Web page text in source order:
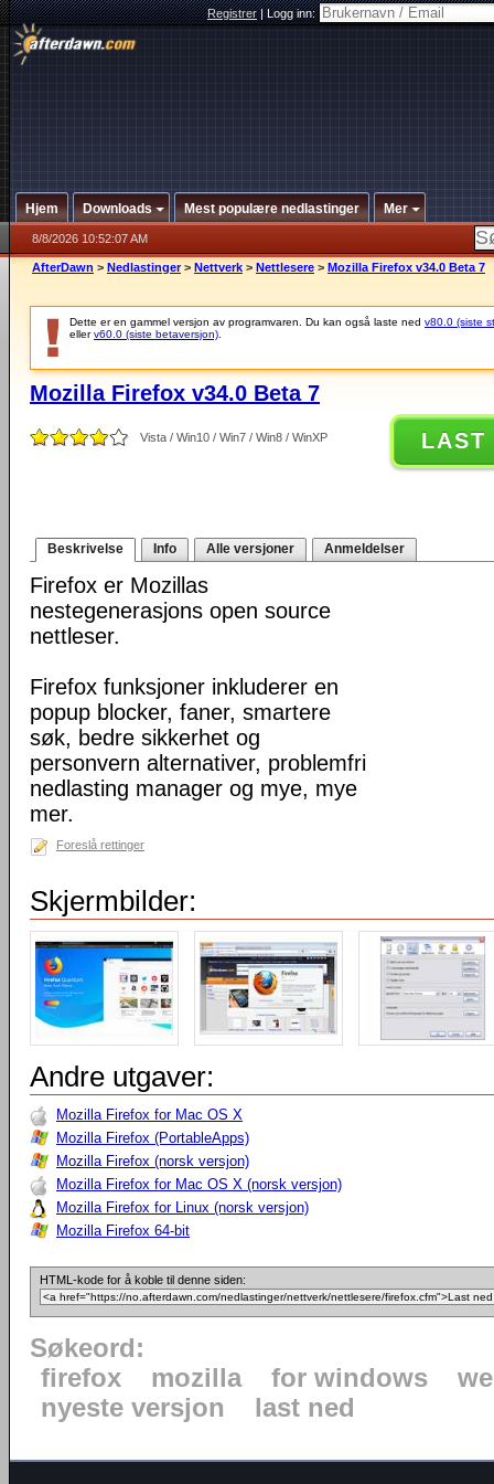
Registrer|Logg inn:
Hjem Downloads Mest populære nedlastinger Mer
8/8/2026 10:52:07 AM
AfterDawn > Nedlastinger > Nettverk > Nettlesere > Mozilla Firefox v34.0 Beta 7
Dette er en gammel versjon av programvaren. Du kan også laste ned v80.0 (siste
ellerv60.0 (siste betaversjon)
Mozilla Firefox v34.0 Beta 7
Vista / Win10 / Win7 / Win8 / WinXP LAST
Beskrivelse Info Alle versjoner Anmeldelser
Firefox er Mozillas
nestegenerasjons open source
nettleser.
Firefox funksjoner inkluderer en
popup blocker, faner, smartere
søk, bedre sikkerhet og
personvern alternativer, problemfri
nedlasting manager og mye, mye
mer.
Foreslå rettinger
Skjermbilder:
Andre utgaver:
Mozilla Firefox for Mac OS X
Mozilla Firefox (PortableApps)
Mozilla Firefox (norsk versjon)
Mozilla Firefox for Mac OS X (norsk versjon)
Mozilla Firefox for Linux (norsk versjon)
Mozilla Firefox 64-bit
HTML-kode for å koble til denne siden:
Søkeord:
firefox
mozilla for windows
nyeste versjon
last ned